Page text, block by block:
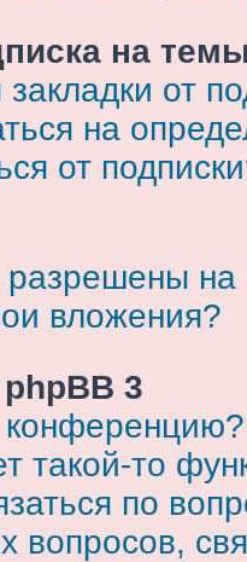
на
от
на
от
разрешены
вложения?
3
конференцию?
такой-то
по
вопросов,